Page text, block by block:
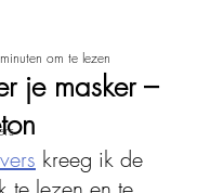
je masker –
om te lezen
kreeg ik de